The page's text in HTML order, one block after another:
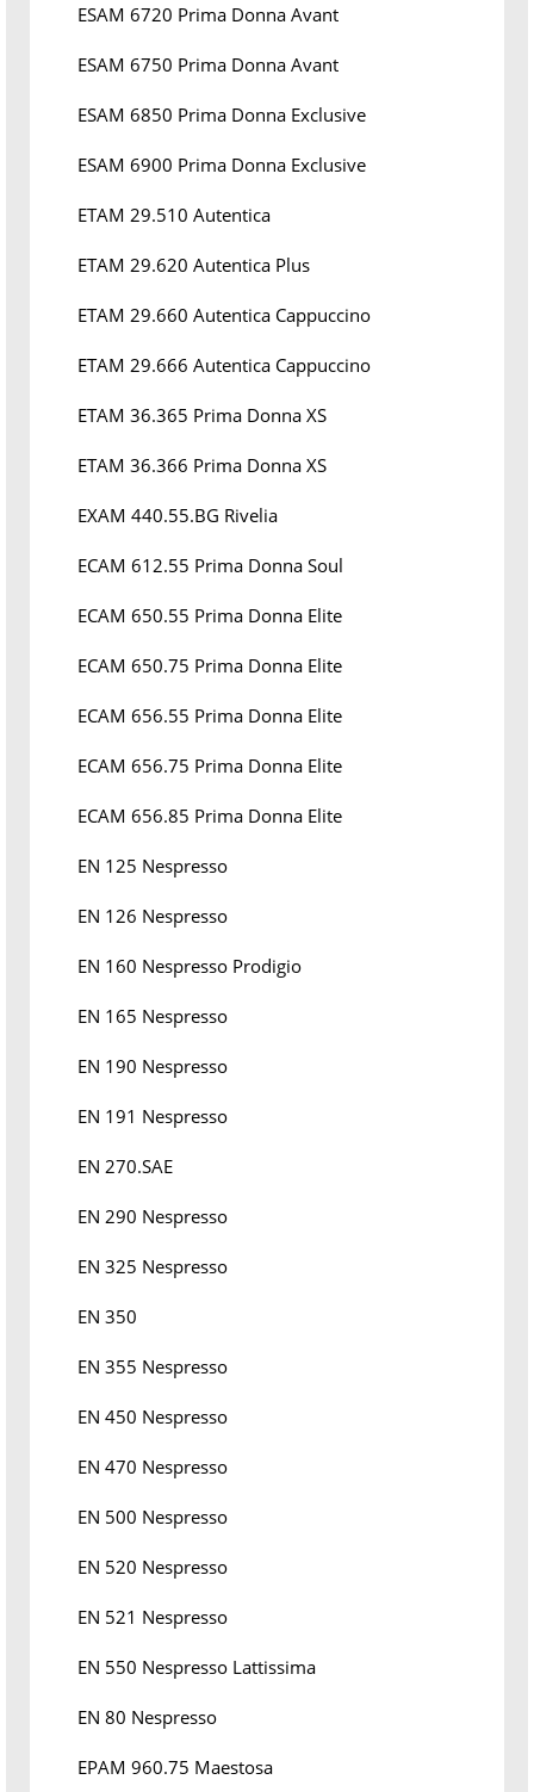
ESAM 6720 Prima Donna Avant
ESAM 6750 Prima Donna Avant
ESAM 6850 Prima Donna Exclusive
ESAM 6900 Prima Donna Exclusive
ETAM 29.510 Autentica
ETAM 29.620 Autentica Plus
ETAM 29.660 Autentica Cappuccino
ETAM 29.666 Autentica Cappuccino
ETAM 36.365 Prima Donna XS
ETAM 36.366 Prima Donna XS
EXAM 440.55.BG Rivelia
ECAM 612.55 Prima Donna Soul
ECAM 650.55 Prima Donna Elite
ECAM 650.75 Prima Donna Elite
ECAM 656.55 Prima Donna Elite
ECAM 656.75 Prima Donna Elite
ECAM 656.85 Prima Donna Elite
EN 125 Nespresso
EN 126 Nespresso
EN 160 Nespresso Prodigio
EN 165 Nespresso
EN 190 Nespresso
EN 191 Nespresso
EN 270.SAE
EN 290 Nespresso
EN 325 Nespresso
EN 350
EN 355 Nespresso
EN 450 Nespresso
EN 470 Nespresso
EN 500 Nespresso
EN 520 Nespresso
EN 521 Nespresso
EN 550 Nespresso Lattissima
EN 80 Nespresso
EPAM 960.75 Maestosa